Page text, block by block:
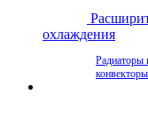
охлаждения
Радиаторы
конвекторы